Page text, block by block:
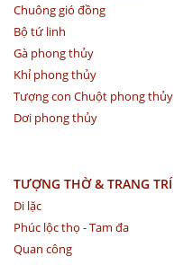
Chuông gió đồng
Bộ tứ linh
Gà phong thủy
Khỉ phong thủy
Tượng con Chuột phong thủy
Dơi phong thủy
TƯỢNG THỜ & TRANG TRÍ
Di lặc
Phúc lộc thọ - Tam đa
Quan công